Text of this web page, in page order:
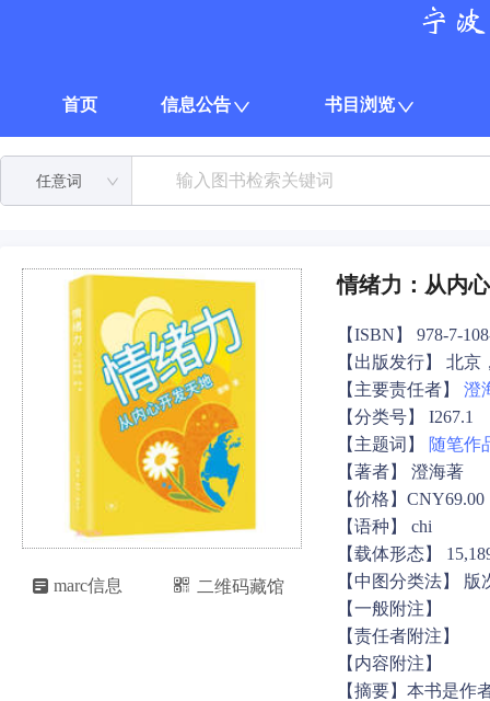
首页 信息公告 书目浏览
任意词
 marc信息  二维码藏馆
情绪力：从内
【ISBN】 978-7-
【出版发行】 北京
【主要责任者】 澄
【分类号】 I267.1
【主题词】
随笔作
【著者】 澄海著
【价格】CNY69.00
【语种】 chi
【载体形态】
【中图分类法】 版
【一般附注】
【责任者附注】
【内容附注】
【摘要】本书是